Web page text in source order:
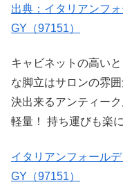
出典：イタリアンフ
GY（97151）
キャビネットの高い
な脚立はサロンの雰
決出来るアンティー
軽量！ 持ち運びも楽
イタリアンフォール
GY（97151）